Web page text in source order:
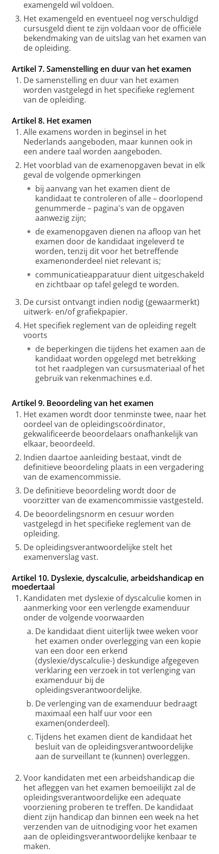
examengeld wil voldoen.
Het examengeld en eventueel nog verschuldigd
cursusgeld dient te zijn voldaan voor de officiële
bekendmaking van de uitslag van het examen van
de opleiding.
Artikel 7. Samenstelling en duur van het examen
De samenstelling en duur van het examen
worden vastgelegd in het specifieke reglement
van de opleiding.
Artikel 8. Het examen
Alle examens worden in beginsel in het
Nederlands aangeboden, maar kunnen ook in
een andere taal worden aangeboden.
Het voorblad van de examenopgaven bevat in elk
geval de volgende opmerkingen
bij aanvang van het examen dient de
kandidaat te controleren of alle – doorlopend
genummerde – pagina's van de opgaven
aanwezig zijn;
de examenopgaven dienen na afloop van het
examen door de kandidaat ingeleverd te
worden, tenzij dit voor het betreffende
examenonderdeel niet relevant is;
communicatieapparatuur dient uitgeschakeld
en zichtbaar op tafel gelegd te worden.
De cursist ontvangt indien nodig (gewaarmerkt)
uitwerk- en/of grafiekpapier.
Het specifiek reglement van de opleiding regelt
voorts
de beperkingen die tijdens het examen aan de
kandidaat worden opgelegd met betrekking
tot het raadplegen van cursusmateriaal of het
gebruik van rekenmachines e.d.
Artikel 9. Beoordeling van het examen
Het examen wordt door tenminste twee, naar het
oordeel van de opleidingscoördinator,
gekwalificeerde beoordelaars onafhankelijk van
elkaar, beoordeeld.
Indien daartoe aanleiding bestaat, vindt de
definitieve beoordeling plaats in een vergadering
van de examencommissie.
De definitieve beoordeling wordt door de
voorzitter van de examencommissie vastgesteld.
De beoordelingsnorm en cesuur worden
vastgelegd in het specifieke reglement van de
opleiding.
De opleidingsverantwoordelijke stelt het
examenverslag vast.
Artikel 10. Dyslexie, dyscalculie, arbeidshandicap en
moedertaal
Kandidaten met dyslexie of dyscalculie komen in
aanmerking voor een verlengde examenduur
onder de volgende voorwaarden
De kandidaat dient uiterlijk twee weken voor
het examen onder overlegging van een kopie
van een door een erkend
(dyslexie/dyscalculie-) deskundige afgegeven
verklaring een verzoek in tot verlenging van
examenduur bij de
opleidingsverantwoordelijke.
De verlenging van de examenduur bedraagt
maximaal een half uur voor een
examen(onderdeel).
Tijdens het examen dient de kandidaat het
besluit van de opleidingsverantwoordelijke
aan de surveillant te (kunnen) overleggen.
Voor kandidaten met een arbeidshandicap die
het afleggen van het examen bemoeilijkt zal de
opleidingsverantwoordelijke een adequate
voorziening proberen te treffen. De kandidaat
dient zijn handicap dan binnen een week na het
verzenden van de uitnodiging voor het examen
aan de opleidingsverantwoordelijke kenbaar te
maken.